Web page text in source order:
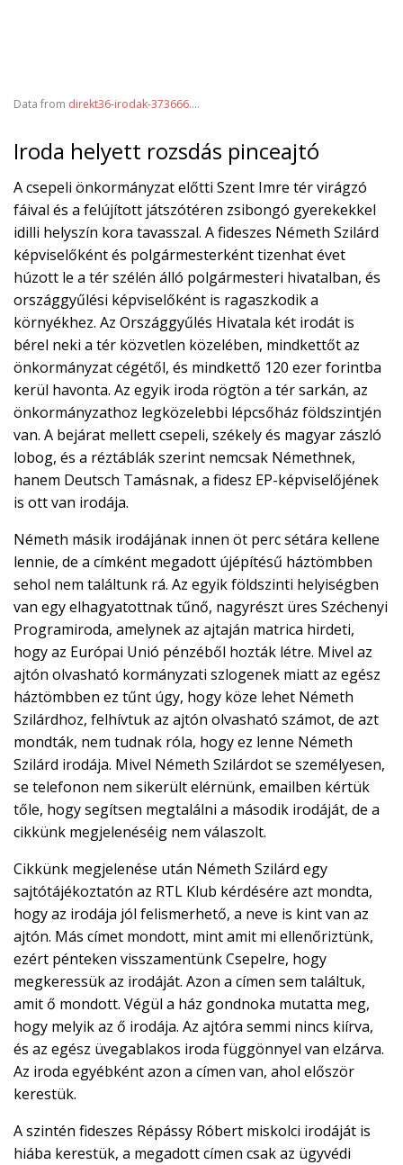
Data from direkt36-irodak-373666.silk.co
Iroda helyett rozsdás pinceajtó
A csepeli önkormányzat előtti Szent Imre tér virágzó
fáival és a felújított játszótéren zsibongó gyerekekkel
idilli helyszín kora tavasszal. A fideszes Németh Szilárd
képviselőként és polgármesterként tizenhat évet
húzott le a tér szélén álló polgármesteri hivatalban, és
országgyűlési képviselőként is ragaszkodik a
környékhez. Az Országgyűlés Hivatala két irodát is
bérel neki a tér közvetlen közelében, mindkettőt az
önkormányzat cégétől, és mindkettő 120 ezer forintba
kerül havonta. Az egyik iroda rögtön a tér sarkán, az
önkormányzathoz legközelebbi lépcsőház földszintjén
van. A bejárat mellett csepeli, székely és magyar zászló
lobog, és a réztáblák szerint nemcsak Némethnek,
hanem Deutsch Tamásnak, a fidesz EP-képviselőjének
is ott van irodája.
Németh másik irodájának innen öt perc sétára kellene
lennie, de a címként megadott újépítésű háztömbben
sehol nem találtunk rá. Az egyik földszinti helyiségben
van egy elhagyatottnak tűnő, nagyrészt üres Széchenyi
Programiroda, amelynek az ajtaján matrica hirdeti,
hogy az Európai Unió pénzéből hozták létre. Mivel az
ajtón olvasható kormányzati szlogenek miatt az egész
háztömbben ez tűnt úgy, hogy köze lehet Németh
Szilárdhoz, felhívtuk az ajtón olvasható számot, de azt
mondták, nem tudnak róla, hogy ez lenne Németh
Szilárd irodája. Mivel Németh Szilárdot se személyesen,
se telefonon nem sikerült elérnünk, emailben kértük
tőle, hogy segítsen megtalálni a második irodáját, de a
cikkünk megjelenéséig nem válaszolt.
Cikkünk megjelenése után Németh Szilárd egy
sajtótájékoztatón az RTL Klub kérdésére azt mondta,
hogy az irodája jól felismerhető, a neve is kint van az
ajtón. Más címet mondott, mint amit mi ellenőriztünk,
ezért pénteken visszamentünk Csepelre, hogy
megkeressük az irodáját. Azon a címen sem találtuk,
amit ő mondott. Végül a ház gondnoka mutatta meg,
hogy melyik az ő irodája. Az ajtóra semmi nincs kiírva,
és az egész üvegablakos iroda függönnyel van elzárva.
Az iroda egyébként azon a címen van, ahol először
kerestük.
A szintén fideszes Répássy Róbert miskolci irodáját is
hiába kerestük, a megadott címen csak az ügyvédi